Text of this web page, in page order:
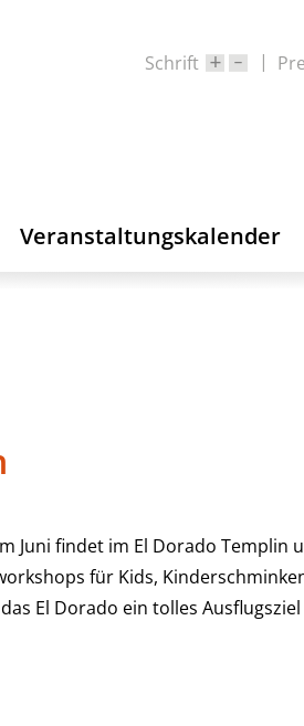
Schrift
Veranstaltungskalender
Juni findet im El Dorado
für Kids,
El Dorado ein tolles